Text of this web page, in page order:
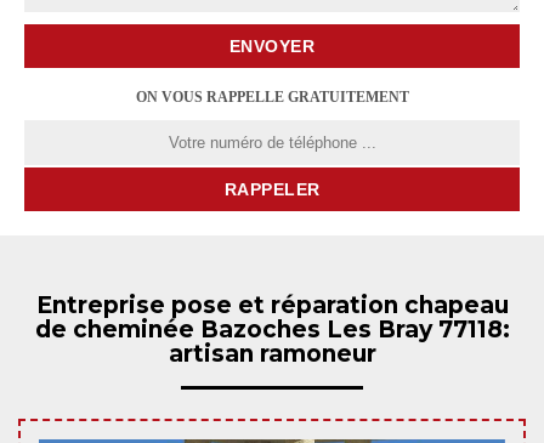
ON VOUS RAPPELLE GRATUITEMENT
Entreprise pose et réparation chapeau
de cheminée Bazoches Les Bray 77118:
artisan ramoneur